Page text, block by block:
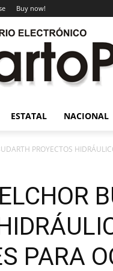
Buy now!
ESTATAL NACIONAL
PROYECTOS
PARA